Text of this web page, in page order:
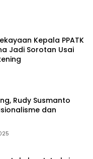
Kepala PPATK
Jadi Sorotan Usai
Rudy Susmanto
dan